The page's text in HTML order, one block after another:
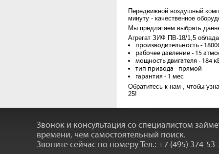
Передвижной воздушный
минуту - качественное
Мы предлагаем выбрать
Агрегат ЗИФ ПВ-18/1,5
производительность -
рабочее давление - 15
мощность двигателя - 184
тип привода - прямой
гарантия - 1 мес
Обратитесь к нам , чтобы
25!
Звонок и консультация со специалистом
времени, чем самостоятельный поиск.
Звоните сейчас по номеру Тел.: +7 (495) 374-